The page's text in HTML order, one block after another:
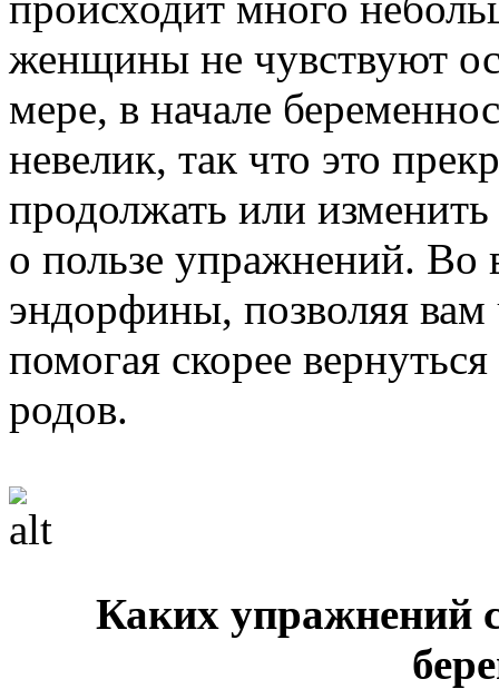
женщины не чувствуют
мере, в начале
невелик, так что это
продолжать или
о пользе упражнений. Во
эндорфины, позволяя вам
помогая скорее
родов.
Каких упражнений